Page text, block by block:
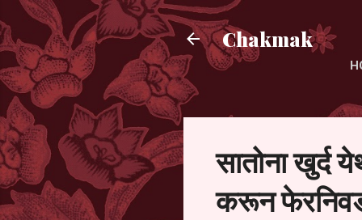
Chakmak
सातोना खुर्द
करून